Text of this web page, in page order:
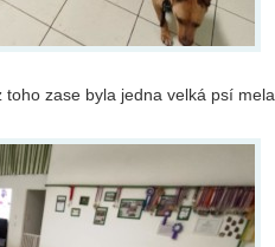
zase byla jedna velká psí mela.